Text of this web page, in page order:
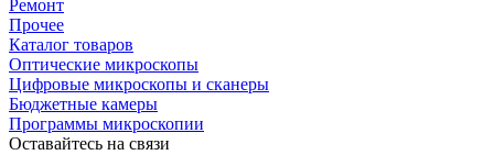
Ремонт
Прочее
Каталог товаров
Оптические микроскопы
Цифровые микроскопы и сканеры
Бюджетные камеры
Программы микроскопии
Оставайтесь на связи